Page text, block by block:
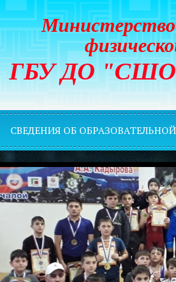
Министерство
ГБУ ДО "СШОР
СВЕДЕНИЯ ОБ